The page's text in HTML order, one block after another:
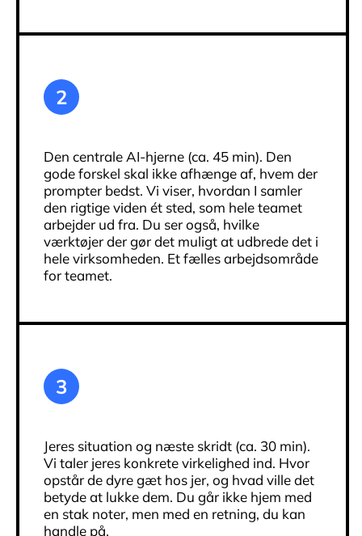
2
Den centrale AI-hjerne (ca. 45 min). Den
gode forskel skal ikke afhænge af, hvem der
prompter bedst. Vi viser, hvordan I samler
den rigtige viden ét sted, som hele teamet
arbejder ud fra. Du ser også, hvilke
værktøjer der gør det muligt at udbrede det i
hele virksomheden. Et fælles arbejdsområde
for teamet.
3
Jeres situation og næste skridt (ca. 30 min).
Vi taler jeres konkrete virkelighed ind. Hvor
opstår de dyre gæt hos jer, og hvad ville det
betyde at lukke dem. Du går ikke hjem med
en stak noter, men med en retning, du kan
handle på.